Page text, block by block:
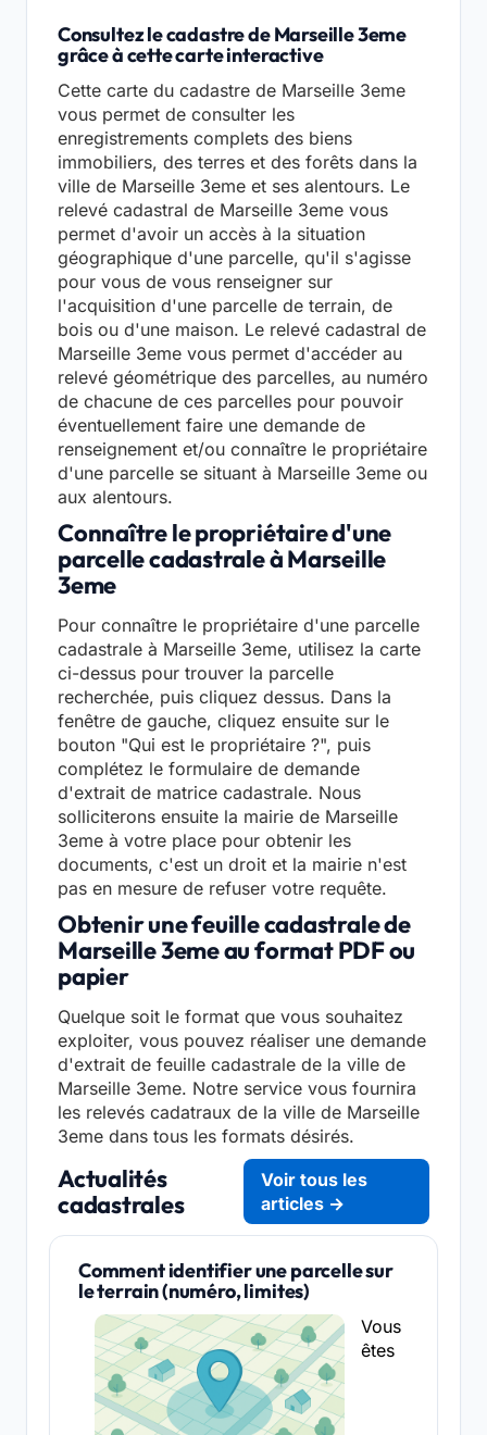
Consultez le cadastre de Marseille 3eme
grâce à cette carte interactive
Cette carte du cadastre de Marseille 3eme
vous permet de consulter les
enregistrements complets des biens
immobiliers, des terres et des forêts dans la
ville de Marseille 3eme et ses alentours. Le
relevé cadastral de Marseille 3eme vous
permet d'avoir un accès à la situation
géographique d'une parcelle, qu'il s'agisse
pour vous de vous renseigner sur
l'acquisition d'une parcelle de terrain, de
bois ou d'une maison. Le relevé cadastral de
Marseille 3eme vous permet d'accéder au
relevé géométrique des parcelles, au numéro
de chacune de ces parcelles pour pouvoir
éventuellement faire une demande de
renseignement et/ou connaître le propriétaire
d'une parcelle se situant à Marseille 3eme ou
aux alentours.
Connaître le propriétaire d'une
parcelle cadastrale à Marseille
3eme
Pour connaître le propriétaire d'une parcelle
cadastrale à Marseille 3eme, utilisez la carte
ci-dessus pour trouver la parcelle
recherchée, puis cliquez dessus. Dans la
fenêtre de gauche, cliquez ensuite sur le
bouton "Qui est le propriétaire ?", puis
complétez le formulaire de demande
d'extrait de matrice cadastrale. Nous
solliciterons ensuite la mairie de Marseille
3eme à votre place pour obtenir les
documents, c'est un droit et la mairie n'est
pas en mesure de refuser votre requête.
Obtenir une feuille cadastrale de
Marseille 3eme au format PDF ou
papier
Quelque soit le format que vous souhaitez
exploiter, vous pouvez réaliser une demande
d'extrait de feuille cadastrale de la ville de
Marseille 3eme. Notre service vous fournira
les relevés cadatraux de la ville de Marseille
3eme dans tous les formats désirés.
Actualités
cadastrales
Voir tous les
articles →
Comment identifier une parcelle sur
le terrain (numéro, limites)
Vous
êtes